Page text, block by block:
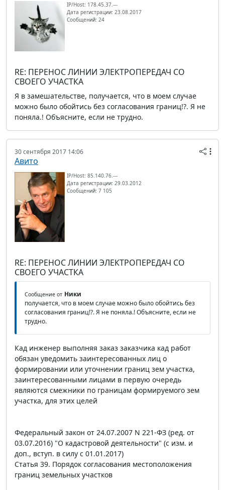
IP/Host: 178.45.37.---
Дата регистрации: 23.08.2017
Сообщений: 24
RE: ПЕРЕНОС ЛИНИИ ЭЛЕКТРОПЕРЕДАЧ СО
СВОЕГО УЧАСТКА
Я в замешательстве, получается, что в моем случае
можно было обойтись без согласования границ!?. Я не
поняла.! Объясните, если не трудно.
30 сентября 2017 14:06
Авито
IP/Host: 85.140.76.---
Дата регистрации: 29.03.2012
Сообщений: 7 105
RE: ПЕРЕНОС ЛИНИИ ЭЛЕКТРОПЕРЕДАЧ СО
СВОЕГО УЧАСТКА
Сообщение от Ники
получается, что в моем случае можно было обойтись без
согласования границ!?. Я не поняла.! Объясните, если не
трудно.
Кад инженер выполняя заказ заказчика кад работ
обязан уведомить заинтересованных лиц о
формировании или уточнении границ зем участка,
заинтересованными лицами в первую очередь
являются смежники по границам формируемого зем
участка, для этих целей
Федеральный закон от 24.07.2007 N 221-ФЗ (ред. от
03.07.2016) "О кадастровой деятельности" (с изм. и
доп., вступ. в силу с 01.01.2017)
Статья 39. Порядок согласования местоположения
границ земельных участков